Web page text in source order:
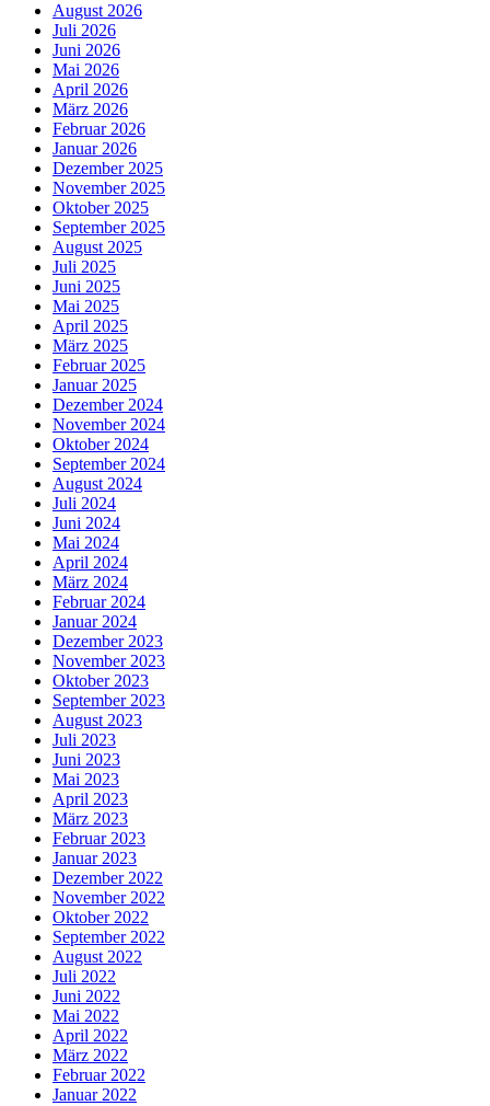
August 2026
Juli 2026
Juni 2026
Mai 2026
April 2026
März 2026
Februar 2026
Januar 2026
Dezember 2025
November 2025
Oktober 2025
September 2025
August 2025
Juli 2025
Juni 2025
Mai 2025
April 2025
März 2025
Februar 2025
Januar 2025
Dezember 2024
November 2024
Oktober 2024
September 2024
August 2024
Juli 2024
Juni 2024
Mai 2024
April 2024
März 2024
Februar 2024
Januar 2024
Dezember 2023
November 2023
Oktober 2023
September 2023
August 2023
Juli 2023
Juni 2023
Mai 2023
April 2023
März 2023
Februar 2023
Januar 2023
Dezember 2022
November 2022
Oktober 2022
September 2022
August 2022
Juli 2022
Juni 2022
Mai 2022
April 2022
März 2022
Februar 2022
Januar 2022